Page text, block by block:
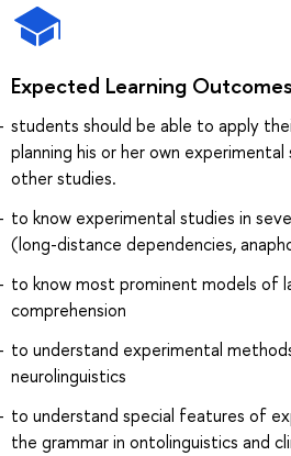
Expected Learning Outcomes
students should be able to apply
planning his or her own
other studies.
to know experimental studies in
(long-distance dependencies,
to know most prominent models of
comprehension
to understand experimental
neurolinguistics
to understand special features of
the grammar in ontolinguistics and